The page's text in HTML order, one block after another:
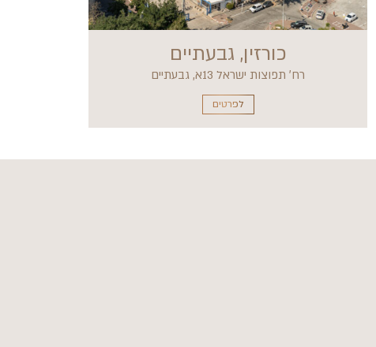
כורזין, גבעתיים
רח׳ תפוצות ישראל 13א, גבעתיים
לפרטים